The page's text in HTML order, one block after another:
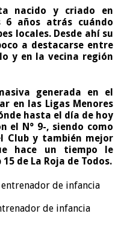
nacido y criado en
años atrás cuándo
locales. Desde ahí su
a destacarse entre
y en la vecina región
generada en el
en las Ligas Menores
hasta el día de hoy
el N° 9-, siendo como
Club y también mejor
hace un tiempo le
de La Roja de Todos.
de infancia